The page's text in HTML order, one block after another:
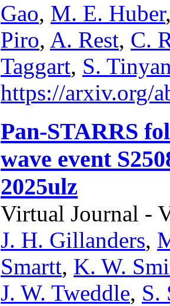
Gao, M. E. Huber
Piro, A. Rest, C.
Taggart, S.
https://arxiv.org/
Pan-STARRS
wave event
2025ulz
Virtual Journal -
J. H. Gillanders,
Smartt, K. W.
J. W. Tweddle, S.